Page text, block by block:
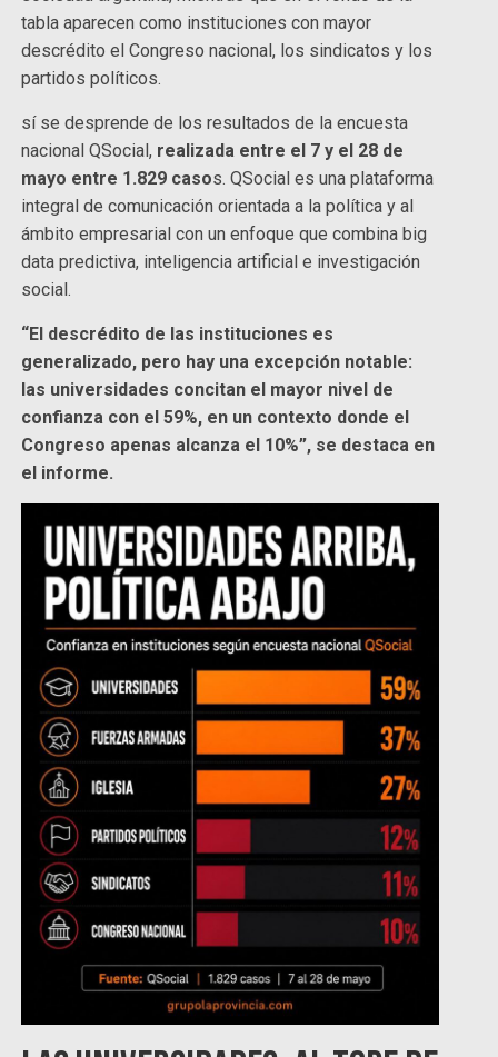
tabla aparecen como instituciones con mayor
descrédito el Congreso nacional, los sindicatos y los
partidos políticos.
sí se desprende de los resultados de la encuesta
nacional QSocial, realizada entre el 7 y el 28 de
mayo entre 1.829 casos. QSocial es una plataforma
integral de comunicación orientada a la política y al
ámbito empresarial con un enfoque que combina big
data predictiva, inteligencia artificial e investigación
social.
“El descrédito de las instituciones es
generalizado, pero hay una excepción notable:
las universidades concitan el mayor nivel de
confianza con el 59%, en un contexto donde el
Congreso apenas alcanza el 10%”, se destaca en
el informe.